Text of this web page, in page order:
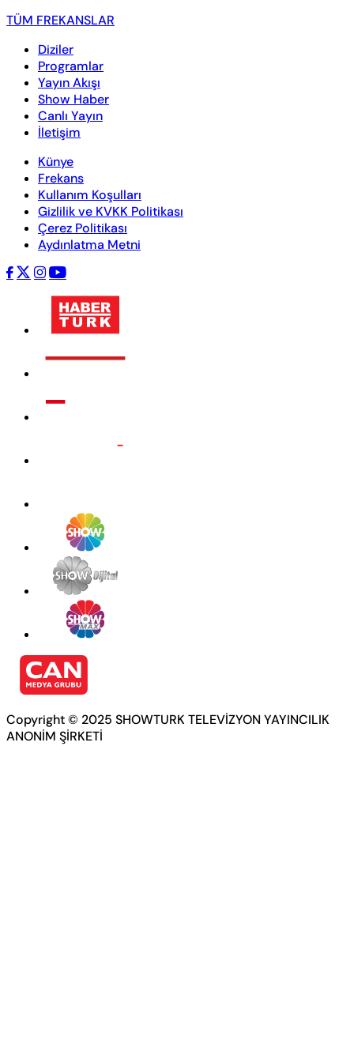
TÜM FREKANSLAR
Diziler
Programlar
Yayın Akışı
Show Haber
Canlı Yayın
İletişim
Künye
Frekans
Kullanım Koşulları
Gizlilik ve KVKK Politikası
Çerez Politikası
Aydınlatma Metni
Copyright © 2025 SHOWTURK TELEVİZYON YAYINCILIK
ANONİM ŞİRKETİ